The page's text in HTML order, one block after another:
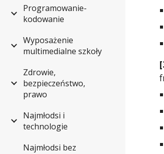
Programowanie-
kodowanie
Wyposażenie
multimedialne szkoły
Zdrowie,
bezpieczeństwo,
prawo
Najmłodsi i
technologie
Najmłodsi bez